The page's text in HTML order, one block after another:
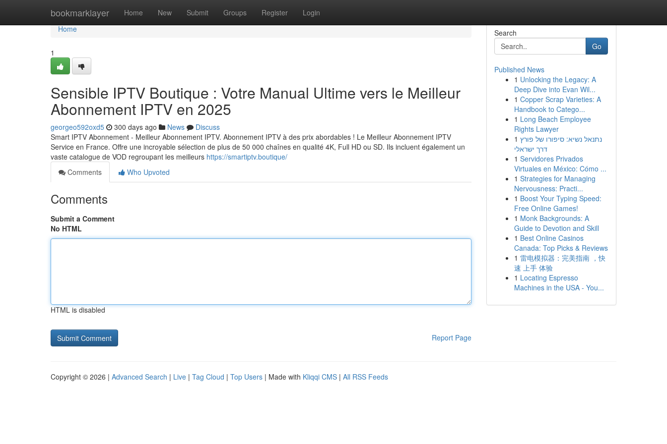
bookmarklayer Home New Submit Groups Register Login
Home
Home
1
Sensible IPTV Boutique : Votre Manual Ultime vers le Meilleur
Abonnement IPTV en 2025
georgeo592oxd5 300 days ago News
Discuss
Smart IPTV Abonnement - Meilleur Abonnement IPTV. Abonnement IPTV à des prix abordables ! Le Meilleur Abonnement IPTV
Service en France. Offre une incroyable sélection de plus de 50 000 chaînes en qualité 4K, Full HD ou SD. Ils incluent également un
vaste catalogue de VOD regroupant les meilleurs https://smartiptv.boutique/
Comments
Who Upvoted
Comments
Submit a Comment
No HTML
HTML is disabled
Report Page
Search
Go
Published News
1 Unlocking the Legacy: A
Deep Dive into Evan Wil...
1 Copper Scrap Varieties: A
Handbook to Catego...
1 Long Beach Employee
Rights Lawyer
1 נתנאל נשיא: סיפורו של פורץ
דרך ישראלי
1 Servidores Privados
Virtuales en México: Cómo ...
1 Strategies for Managing
Nervousness: Practi...
1 Boost Your Typing Speed:
Free Online Games!
1 Monk Backgrounds: A
Guide to Devotion and Skill
1 Best Online Casinos
Canada: Top Picks & Reviews
1 雷电模拟器：完美指南 ，快
速 上手 体验
1 Locating Espresso
Machines in the USA - You...
Copyright © 2026 | Advanced Search | Live | Tag Cloud | Top Users | Made with Kliqqi CMS | All RSS Feeds